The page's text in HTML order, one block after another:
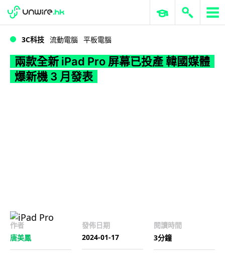
WWDC 2026 ERP 與商業 AI
3C科技 流動電腦 平板電腦
兩款全新 iPad Pro 屏幕已投產 韓國媒體
爆新機 3 月發表
作者
唐美鳳
發佈日期
2024-01-17
閱讀時間
3分鐘